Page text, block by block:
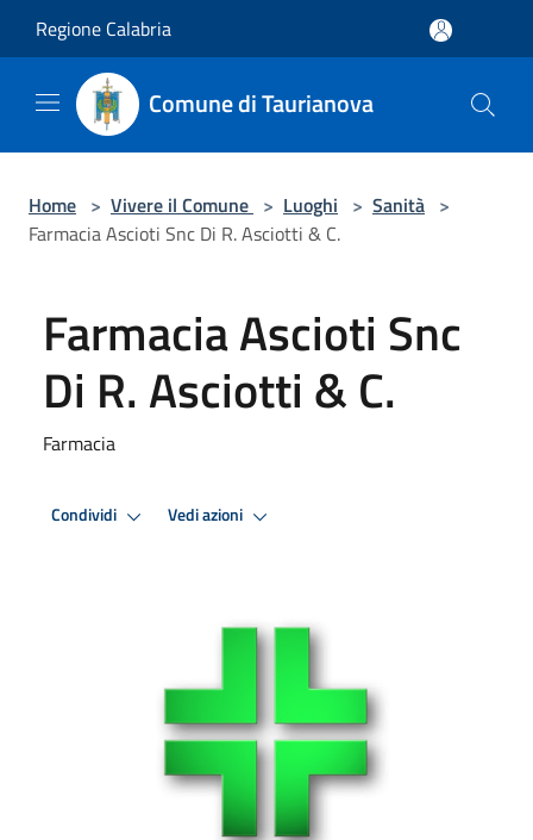
Regione Calabria
Comune di Taurianova
Home > Vivere il Comune > Luoghi > Sanità >
Farmacia Ascioti Snc Di R. Asciotti & C.
Farmacia Ascioti Snc
Di R. Asciotti & C.
Farmacia
Condividi Vedi azioni